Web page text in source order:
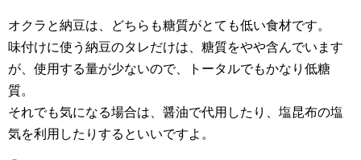
オクラと納豆は、どちらも糖質がとても低い食材です。
味付けに使う納豆のタレだけは、糖質をやや含んでいます
が、使用する量が少ないので、トータルでもかなり低糖
質。
それでも気になる場合は、醤油で代用したり、塩昆布の塩
気を利用したりするといいですよ。